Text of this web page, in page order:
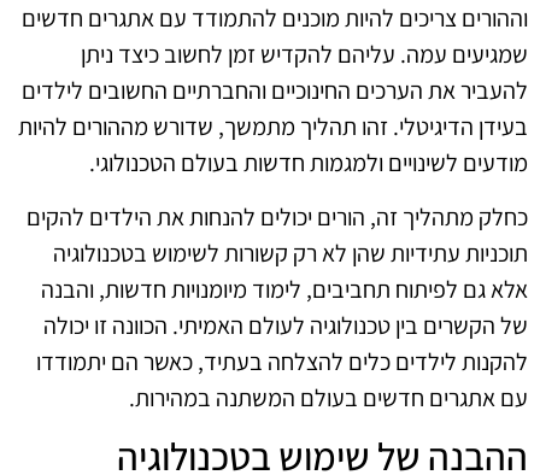
וההורים צריכים להיות מוכנים להתמודד עם אתגרים חדשים
שמגיעים עמה. עליהם להקדיש זמן לחשוב כיצד ניתן
להעביר את הערכים החינוכיים והחברתיים החשובים לילדים
בעידן הדיגיטלי. זהו תהליך מתמשך, שדורש מההורים להיות
מודעים לשינויים ולמגמות חדשות בעולם הטכנולוגי.
כחלק מתהליך זה, הורים יכולים להנחות את הילדים להקים
תוכניות עתידיות שהן לא רק קשורות לשימוש בטכנולוגיה
אלא גם לפיתוח תחביבים, לימוד מיומנויות חדשות, והבנה
של הקשרים בין טכנולוגיה לעולם האמיתי. הכוונה זו יכולה
להקנות לילדים כלים להצלחה בעתיד, כאשר הם יתמודדו
עם אתגרים חדשים בעולם המשתנה במהירות.
ההבנה של שימוש בטכנולוגיה